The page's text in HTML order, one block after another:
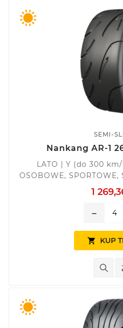
SEMI-
Nankang AR-1
LATO | Y (do 300
OSOBOWE, SPORTOWE,
1
remove
 KUP